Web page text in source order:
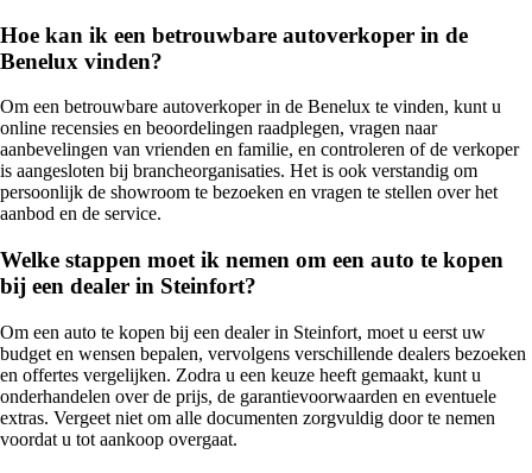
Hoe kan ik een betrouwbare autoverkoper in de
Benelux vinden?
Om een betrouwbare autoverkoper in de Benelux te vinden, kunt u
online recensies en beoordelingen raadplegen, vragen naar
aanbevelingen van vrienden en familie, en controleren of de verkoper
is aangesloten bij brancheorganisaties. Het is ook verstandig om
persoonlijk de showroom te bezoeken en vragen te stellen over het
aanbod en de service.
Welke stappen moet ik nemen om een auto te kopen
bij een dealer in Steinfort?
Om een auto te kopen bij een dealer in Steinfort, moet u eerst uw
budget en wensen bepalen, vervolgens verschillende dealers bezoeken
en offertes vergelijken. Zodra u een keuze heeft gemaakt, kunt u
onderhandelen over de prijs, de garantievoorwaarden en eventuele
extras. Vergeet niet om alle documenten zorgvuldig door te nemen
voordat u tot aankoop overgaat.